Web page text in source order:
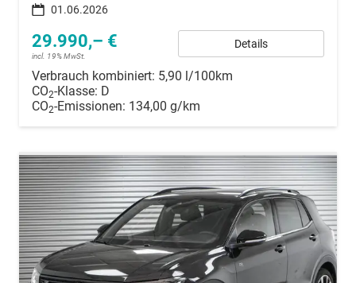
01.06.2026
29.990,– €
incl. 19% MwSt.
Details
Verbrauch kombiniert: 5,90 l/100km
CO2-Klasse: D
CO2-Emissionen: 134,00 g/km